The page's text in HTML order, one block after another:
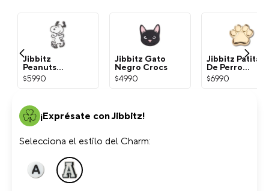
Jibbitz
Peanuts
Jibbitz Gato
Negro Crocs
Jibbitz Patita
De Perro